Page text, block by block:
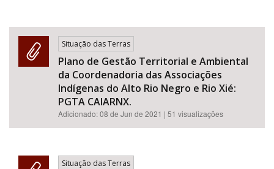
Situação das Terras
Plano de Gestão Territorial e Ambiental
da Coordenadoria das Associações
Indígenas do Alto Rio Negro e Rio Xié:
PGTA CAIARNX.
Adicionado:08 de Jun de 2021 | 51 visualizações
Situação das Terras